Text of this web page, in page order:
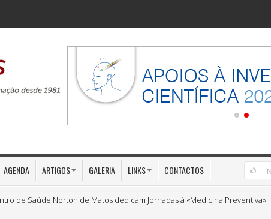
AGENDA ARTIGOS GALERIA LINKS CONTACTOS
de Saúde Norton de Matos dedicam Jornadas à «Medicina Preventiva»